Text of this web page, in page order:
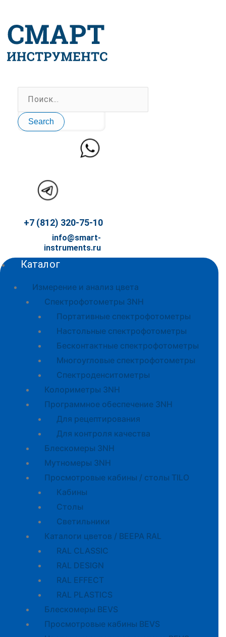
Search
+7 (812) 320-75-10
info@smart-
instruments.ru
Каталог
Измерение и анализ цвета
Спектрофотометры 3NH
Портативные спектрофотометры
Настольные спектрофотометры
Бесконтактные спектрофотометры
Многоугловые спектрофотометры
Спектроденситометры
Колориметры 3NH
Программное обеспечение 3NH
Для рецептирования
Для контроля качества
Блескомеры 3NH
Мутномеры 3NH
Просмотровые кабины / столы TILO
Кабины
Cтолы
Светильники
Каталоги цветов / BEEPA RAL
RAL CLASSIC
RAL DESIGN
RAL EFFECT
RAL PLASTICS
Блескомеры BEVS
Просмотровые кабины BEVS